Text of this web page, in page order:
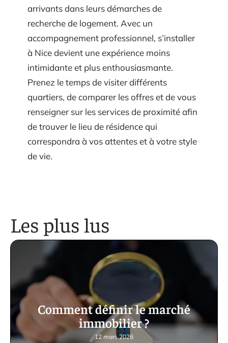
arrivants dans leurs démarches de
recherche de logement. Avec un
accompagnement professionnel, s’installer
à Nice devient une expérience moins
intimidante et plus enthousiasmante.
Prenez le temps de visiter différents
quartiers, de comparer les offres et de vous
renseigner sur les services de proximité afin
de trouver le lieu de résidence qui
correspondra à vos attentes et à votre style
de vie.
Les plus lus
Comment définir le marché
immobilier ?
12 mars 2026